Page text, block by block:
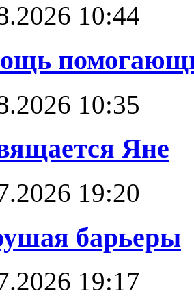
10:44
10:35
Яне
19:20
барьеры
19:17